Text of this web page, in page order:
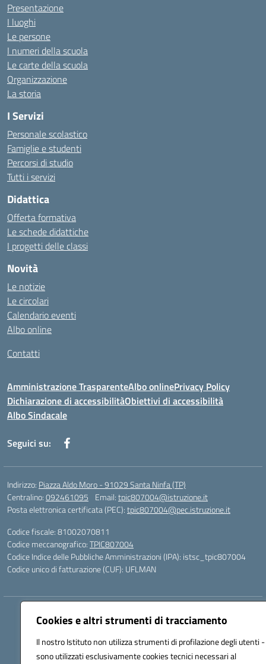
Cookies e altri strumenti di tracciamento
Il nostro Istituto non utilizza strumenti di profilazione degli utenti -
sono utilizzati esclusivamente cookies tecnici necessari al
Presentazione
I luoghi
Le persone
I numeri della scuola
Le carte della scuola
Organizzazione
La storia
I Servizi
Personale scolastico
Famiglie e studenti
Percorsi di studio
Tutti i servizi
Didattica
Offerta formativa
Le schede didattiche
I progetti delle classi
Novità
Le notizie
Le circolari
Calendario eventi
Albo online
Contatti
Amministrazione TrasparenteAlbo onlinePrivacy Policy
Dichiarazione di accessibilitàObiettivi di accessibilità
Albo Sindacale
Seguici su:
Indirizzo: Piazza Aldo Moro - 91029 Santa Ninfa (TP)
Centralino:092461095 Email:tpic807004@istruzione.it
Posta elettronica certificata (PEC):tpic807004@pec.istruzione.it
Codice fiscale: 81002070811
Codice meccanografico:TPIC807004
Codice Indice delle Pubbliche Amministrazioni (IPA): istsc_tpic807004
Codice unico di fatturazione (CUF): UFLMAN
Hosting & Powered by 3D Solution S.r.l.
Concept & Design by Designers Italia